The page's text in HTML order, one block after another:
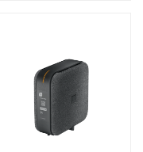
par mois, Sans engagement